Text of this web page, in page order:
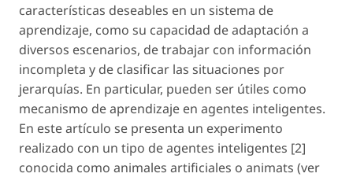
características deseables en un sistema de
aprendizaje, como su capacidad de adaptación a
diversos escenarios, de trabajar con información
incompleta y de clasificar las situaciones por
jerarquías. En particular, pueden ser útiles como
mecanismo de aprendizaje en agentes inteligentes.
En este artículo se presenta un experimento
realizado con un tipo de agentes inteligentes [2]
conocida como animales artificiales o animats (ver